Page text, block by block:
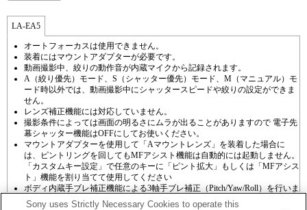
LA-EA5
オートフォーカスは使用できません。
装着にはマウントアダプターが必要です。
動画撮影中、絞りの動作音が内蔵マイクから記録されます。
A（絞り優先）モード、S（シャッター優先）モード、M（マニュアル）モ
ード時以外では、動画撮影中にシャッタースピードや絞りの設定ができま
せん。
レンズ補正機能には対応していません。
撮影条件によっては画面の明るさにムラが出ることがありますので 電子先
幕シャッター機能はOFFにしてお使いください。
マウントアダプターを使用して「Aマウントレンズ」を装着した場合に
は、ピントリングを回してもMFアシスト機能は自動的には起動しません。
「カスタムキー設定」で任意のキーに「ピント拡大」もしくは「MFアシス
ト」機能を割り当てて使用してください
ボディ内蔵手ブレ補正機能による3軸手ブレ補正（Pitch/Yaw/Roll）を行いま
す。
Sony uses Strictly Necessary Cookies to operate this